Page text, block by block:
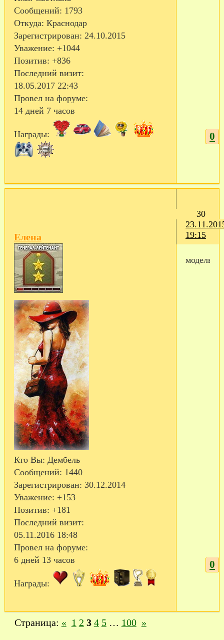
Сообщений: 1793
Откуда: Краснодар
Зарегистрирован: 24.10.2015
Уважение: +1044
Позитив: +836
Последний визит:
18.05.2017 22:43
Провел на форуме:
14 дней 7 часов
Награды: 0
30
19:15
Eлена
Кто Вы: Дембель
Сообщений: 1440
Зарегистрирован: 30.12.2014
Уважение: +153
Позитив: +181
Последний визит:
05.11.2016 18:48
Провел на форуме:
6 дней 13 часов
Награды:
модель
0
Страница: « 1 2 3 4 5 … 100 »